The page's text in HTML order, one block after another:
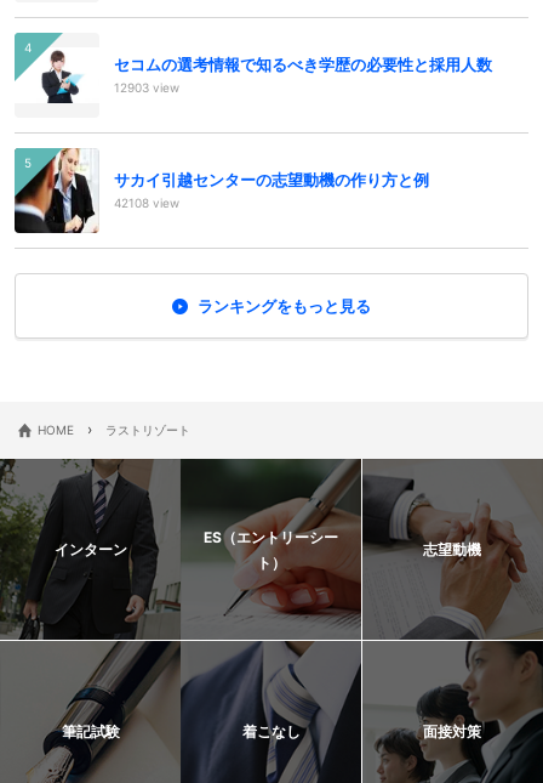
セコムの選考情報で知るべき学歴の必要性と採用人数
12903 view
サカイ引越センターの志望動機の作り方と例
42108 view
ランキングをもっと見る
HOME › ラストリゾート
インターン
ES（エントリーシー
ト）
志望動機
筆記試験 着こなし 面接対策